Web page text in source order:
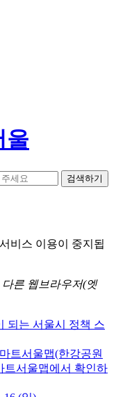
울
검색하기
서비스 이용이 중지됩
다른 웹브라우저(엣